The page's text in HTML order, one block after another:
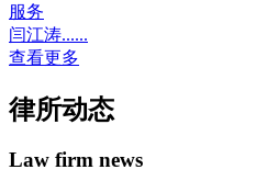
服务
闫江涛......
查看更多
律所动态
Law firm news